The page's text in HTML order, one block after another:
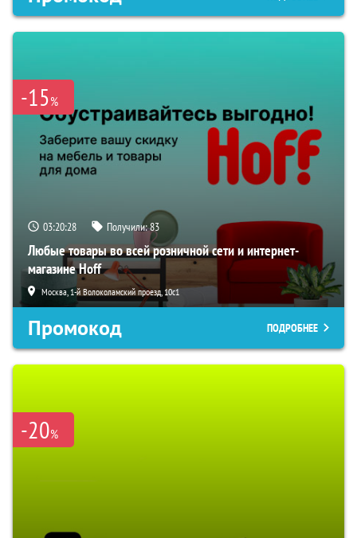
-15%
03:20:27 Получили:83
Любые товары во всей розничной сети и интернет-
магазине Hoff
Москва, 1-й Волоколамский проезд, 10с1
Промокод ПОДРОБНЕЕ
-20%